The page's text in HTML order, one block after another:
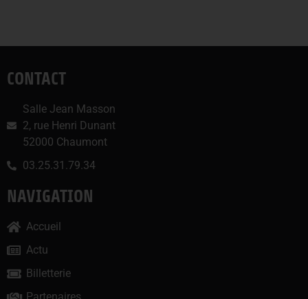
CONTACT
Salle Jean Masson
2, rue Henri Dunant
52000 Chaumont
03.25.31.79.34
NAVIGATION
Accueil
Actu
Billetterie
Partenaires